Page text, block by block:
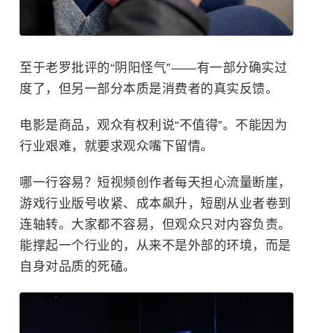
至于老罗批评的“阴阳怪气”——有一部分确实过
度了，但另一部分本质是消费者的真实反馈。
电影是商品，观众有权利说“不值得”。不能因为
行业艰难，就要求观众嘴下留情。
哪一行容易？短视频创作者每天担心流量断崖，
游戏行业版号收紧、成本飙升，短剧从业者卷到
连轴转。大家都不容易，但观众只对内容负责。
能撑起一个行业的，从来不是外部的环境，而是
自身对品质的死磕。